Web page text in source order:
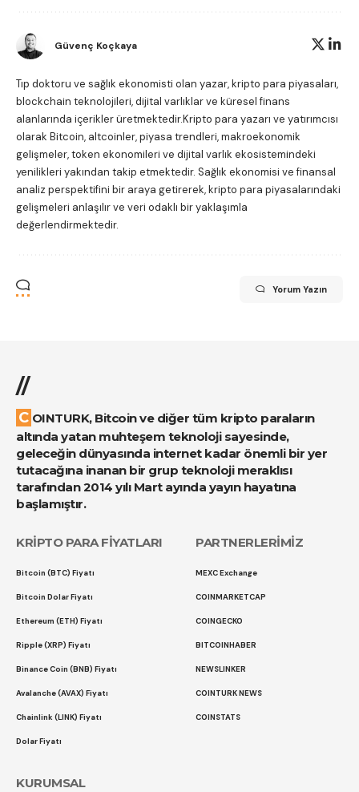
Güvenç Koçkaya
Tıp doktoru ve sağlık ekonomisti olan yazar, kripto para piyasaları,
blockchain teknolojileri, dijital varlıklar ve küresel finans
alanlarında içerikler üretmektedir.Kripto para yazarı ve yatırımcısı
olarak Bitcoin, altcoinler, piyasa trendleri, makroekonomik
gelişmeler, token ekonomileri ve dijital varlık ekosistemindeki
yenilikleri yakından takip etmektedir. Sağlık ekonomisi ve finansal
analiz perspektifini bir araya getirerek, kripto para piyasalarındaki
gelişmeleri anlaşılır ve veri odaklı bir yaklaşımla
değerlendirmektedir.
Yorum Yazın
//
COINTURK, Bitcoin ve diğer tüm kripto paraların
altında yatan muhteşem teknoloji sayesinde,
geleceğin dünyasında internet kadar önemli bir yer
tutacağına inanan bir grup teknoloji meraklısı
tarafından 2014 yılı Mart ayında yayın hayatına
başlamıştır.
KRİPTO PARA FİYATLARI
Bitcoin (BTC) Fiyatı
Bitcoin Dolar Fiyatı
Ethereum (ETH) Fiyatı
Ripple (XRP) Fiyatı
Binance Coin (BNB) Fiyatı
Avalanche (AVAX) Fiyatı
Chainlink (LINK) Fiyatı
Dolar Fiyatı
PARTNERLERİMİZ
MEXC Exchange
COINMARKETCAP
COINGECKO
BITCOINHABER
NEWSLINKER
COINTURK NEWS
COINSTATS
KURUMSAL